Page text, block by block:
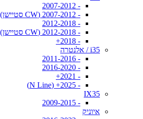
- 2007-2012
- 2007-2012 (CW סטיישן)
- 2012-2018
- 2012-2018 (CW סטיישן)
- 2018+
i35 / אלנטרה
- 2011-2016
- 2016-2020
- 2021+
- 2025+ (N Line)
IX35
- 2009-2015
איוניק